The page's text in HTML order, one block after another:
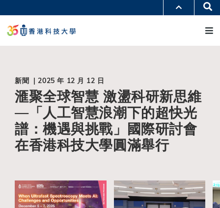
至
容
生活@科大
校園地圖及指南
工作@科大
新聞 | 2025 年 12 月 12 日
滙聚全球智慧 激盪科研新思維
—「人工智慧浪潮下的超快光
譜：機遇與挑戰」國際研討會
在香港科技大學圓滿舉行